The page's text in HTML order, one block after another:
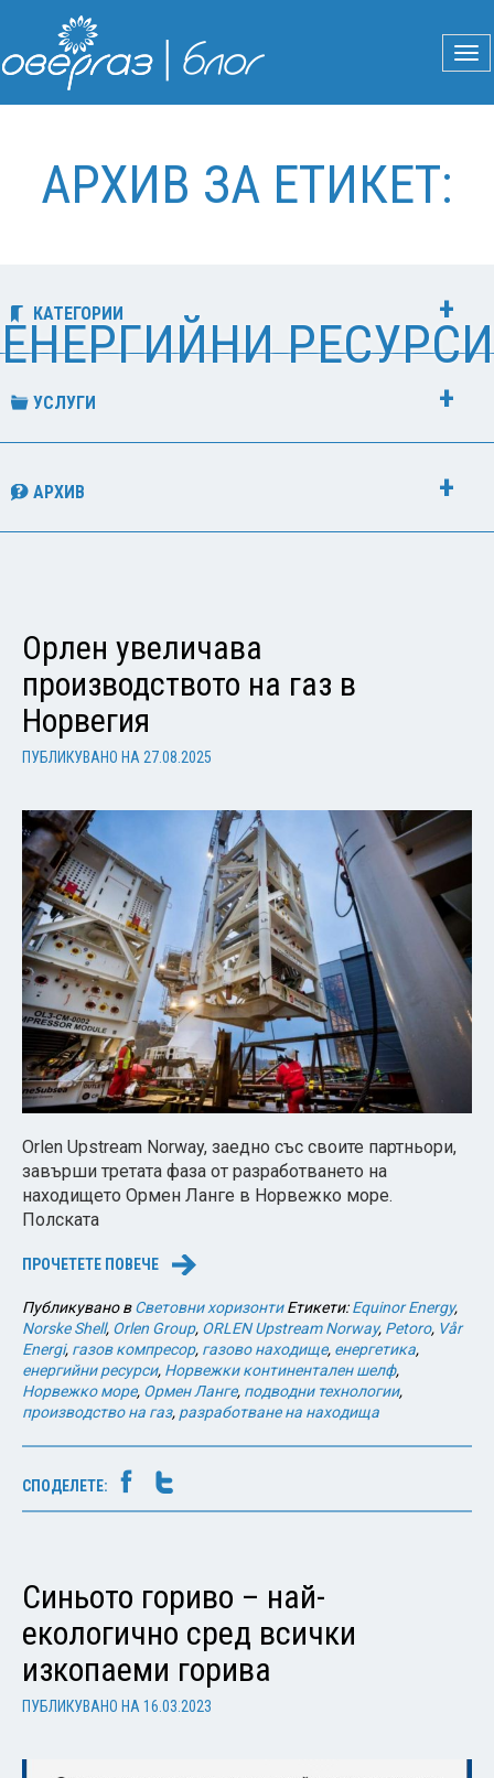
АРХИВ ЗА ЕТИКЕТ:
ЕНЕРГИЙНИ РЕСУРСИ
КАТЕГОРИИ
УСЛУГИ
АРХИВ
Орлен увеличава
производството на газ в
Норвегия
ПУБЛИКУВАНО НА 27.08.2025
Orlen Upstream Norway, заедно със своите партньори,
завърши третата фаза от разработването на
находището Ормен Ланге в Норвежко море.
Полската
ПРОЧЕТЕТЕ ПОВЕЧЕ →
Публикувано вСветовни хоризонти Етикети:Equinor Energy,
Norske Shell, Orlen Group, ORLEN Upstream Norway, Petoro, Vår
Energi, газов компресор, газово находище, енергетика,
енергийни ресурси, Норвежки континентален шелф,
Норвежко море, Ормен Ланге, подводни технологии,
производство на газ, разработване на находища
СПОДЕЛЕТЕ:
Синьото гориво – най-
екологично сред всички
изкопаеми горива
ПУБЛИКУВАНО НА 16.03.2023